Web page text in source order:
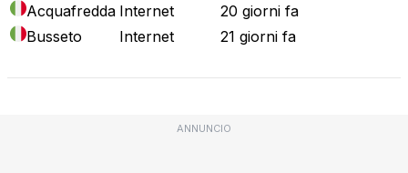
Acquafredda Internet
20 giorni fa
Busseto
Internet 21 giorni fa
ANNUNCIO